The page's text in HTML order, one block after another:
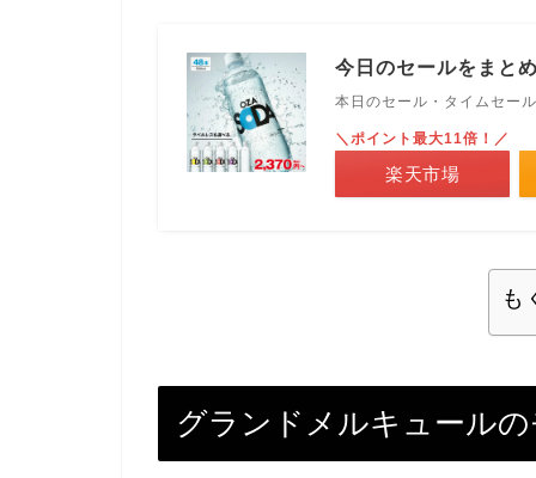
今日のセールをまと
本日のセール・タイムセー
＼ポイント最大11倍！／
楽天市場
も
グランドメルキュール